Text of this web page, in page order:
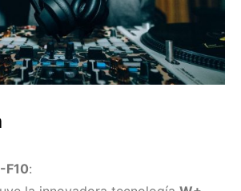
F10: